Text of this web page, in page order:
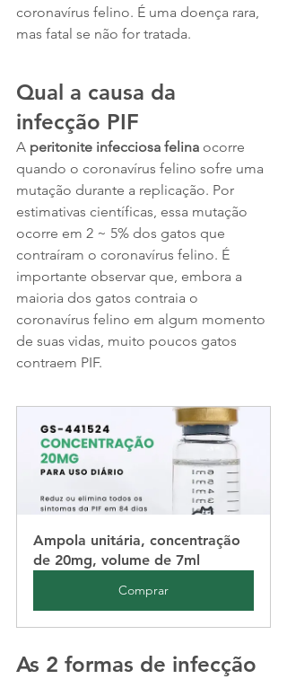
coronavírus felino. É uma doença rara,
mas fatal se não for tratada.
Qual a causa da
infecção PIF
A peritonite infecciosa felina ocorre
quando o coronavírus felino sofre uma
mutação durante a replicação. Por
estimativas científicas, essa mutação
ocorre em 2 ~ 5% dos gatos que
contraíram o coronavírus felino. É
importante observar que, embora a
maioria dos gatos contraia o
coronavírus felino em algum momento
de suas vidas, muito poucos gatos
contraem PIF.
Ampola unitária, concentração
de 20mg, volume de 7ml
Comprar
As 2 formas de infecção